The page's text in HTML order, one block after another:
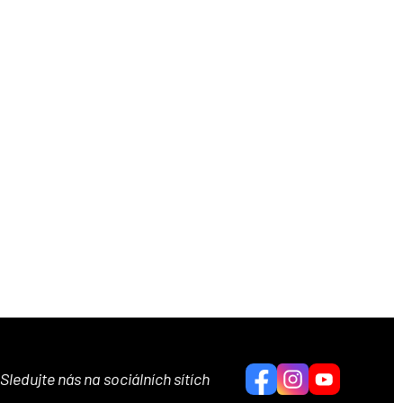
Sledujte nás na sociálních sítích